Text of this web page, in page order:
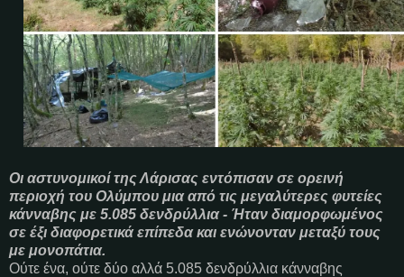
Οι αστυνομικοί της Λάρισας εντόπισαν σε ορεινή
περιοχή του Ολύμπου μια από τις μεγαλύτερες φυτείες
κάνναβης με 5.085 δενδρύλλια - Ήταν διαμορφωμένος
σε έξι διαφορετικά επίπεδα και ενώνονταν μεταξύ τους
με μονοπάτια.
Ούτε ένα, ούτε δύο αλλά 5.085 δενδρύλλια κάνναβης